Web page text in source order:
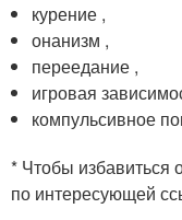
курение ,
онанизм ,
переедание ,
игровая
компульсивное
* Чтобы избавиться
по интересующей